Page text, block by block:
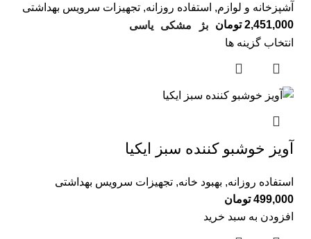
آشپزخانه و لوازم, استفاده روزانه, تجهیزات سرویس بهداشتی
2,451,000 تومان بژ مشکی
یاسی
انتخاب گزینه ها
آويز خوشبو كننده سبز ايكيا
استفاده روزانه, بهبود خانه, تجهیزات سرویس بهداشتی
499,000 تومان
افزودن به سبد خرید